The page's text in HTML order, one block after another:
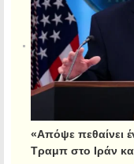
«Απόψε πεθαίνει
Τραμπ στο Ιράν